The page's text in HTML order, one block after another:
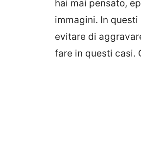
hai mai pensato,
immagini. In
evitare di
fare in questi casi.